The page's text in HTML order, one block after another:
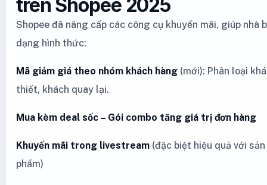
trên Shopee 2025
Shopee đã nâng cấp các công cụ khuyến mãi, giúp nhà
dạng hình thức:
Mã giảm giá theo nhóm khách hàng (mới): Phân loại
thiết, khách quay lại.
Mua kèm deal sốc – Gói combo tăng giá trị đơn hàng
Khuyến mãi trong livestream (đặc biệt hiệu quả với
phẩm)